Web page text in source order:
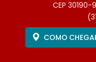
CEP 30190-
COMO